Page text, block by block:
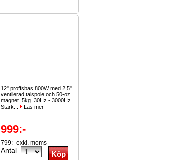
12" proffsbas 800W med 2,5"
ventilerad talspole och 50-oz
magnet. 5kg. 30Hz - 3000Hz.
Stark...
Läs mer
999:-
799:- exkl. moms
Antal